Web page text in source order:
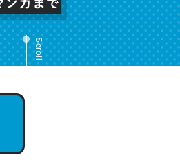
Scroll
レバーなんだろうなと凄く思
は原文もお勧め。自分はこの流
Go. Then Covid hit. Shit.